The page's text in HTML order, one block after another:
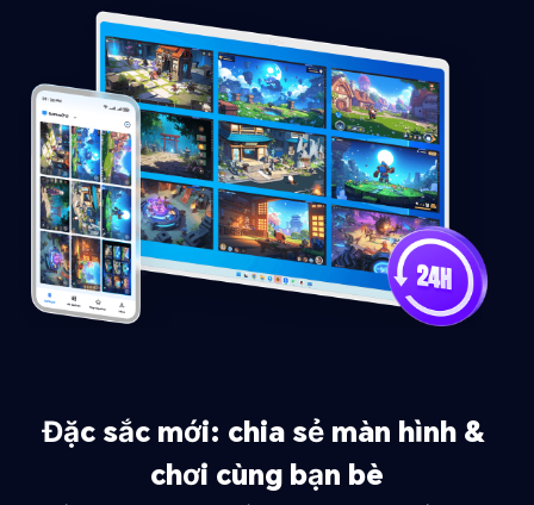
Đặc sắc mới: chia sẻ màn hình &
chơi cùng bạn bè